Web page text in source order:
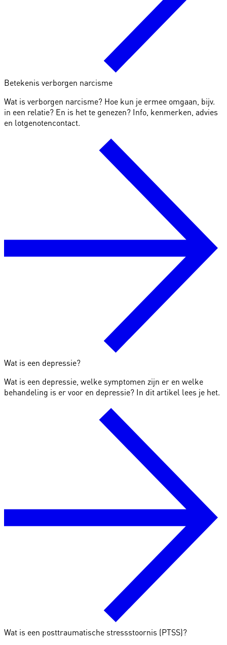
Betekenis verborgen narcisme
Wat is verborgen narcisme? Hoe kun je ermee omgaan, bijv.
in een relatie? En is het te genezen? Info, kenmerken, advies
en lotgenotencontact.
Wat is een depressie?
Wat is een depressie, welke symptomen zijn er en welke
behandeling is er voor en depressie? In dit artikel lees je het.
Wat is een posttraumatische stressstoornis (PTSS)?